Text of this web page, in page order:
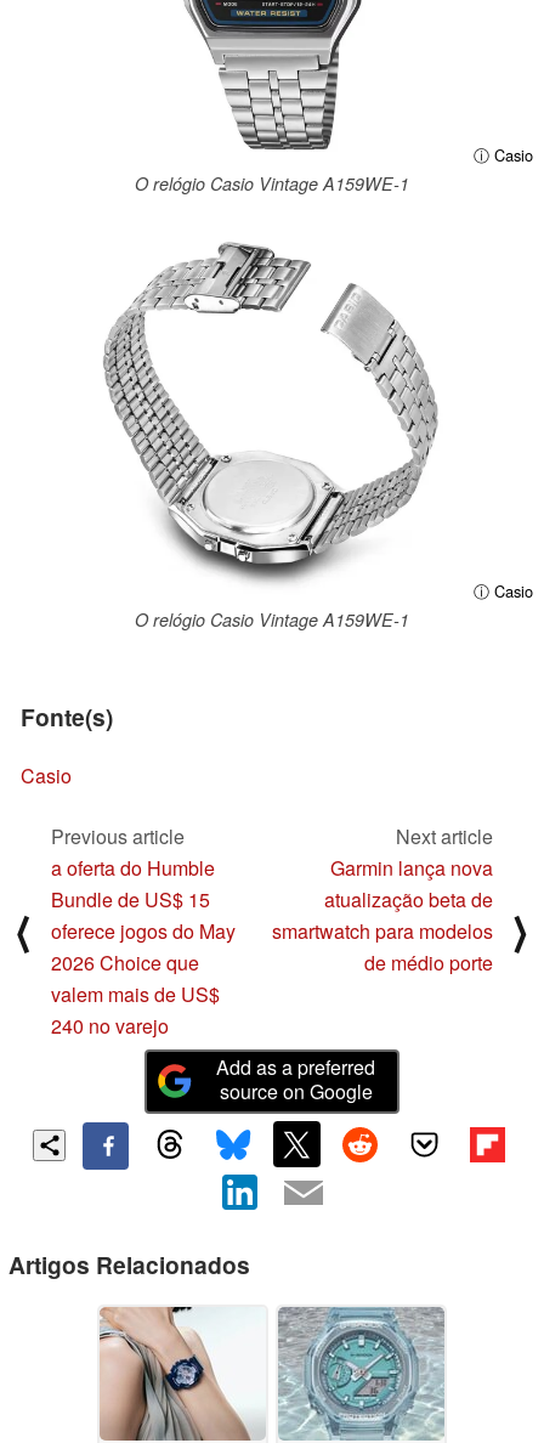
ⓘ Casio
O relógio Casio Vintage A159WE-1
ⓘ Casio
O relógio Casio Vintage A159WE-1
Fonte(s)
Casio
⟨
Previous article
a oferta do Humble
Bundle de US$ 15
oferece jogos do May
2026 Choice que
valem mais de US$
240 no varejo
Next article
Garmin lança nova
atualização beta de
smartwatch para modelos
de médio porte
⟩
Add as a preferred
source on Google
Artigos Relacionados